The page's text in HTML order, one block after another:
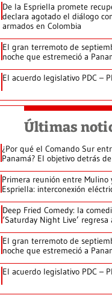
De la Espriella promete
declara agotado el diálogo
armados en Colombia
El gran terremoto de
noche que estremeció a
El acuerdo legislativo PDC –
Últimas
¿Por qué el Comando Sur
Panamá? El objetivo detrás
Primera reunión entre Mulino
Espriella: interconexión
Deep Fried Comedy: la
‘Saturday Night Live’
El gran terremoto de
noche que estremeció a
El acuerdo legislativo PDC –